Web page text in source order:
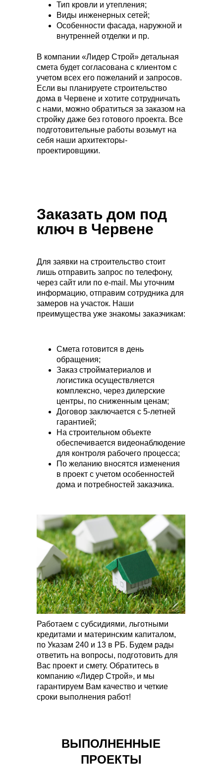
Тип кровли и утепления;
Виды инженерных сетей;
Особенности фасада, наружной и
внутренней отделки и пр.
В компании «Лидер Строй» детальная
смета будет согласована с клиентом с
учетом всех его пожеланий и запросов.
Если вы планируете строительство
дома в Червене и хотите сотрудничать
с нами, можно обратиться за заказом на
стройку даже без готового проекта. Все
подготовительные работы возьмут на
себя наши архитекторы-
проектировщики.
Заказать дом под
ключ в Червене
Для заявки на строительство стоит
лишь отправить запрос по телефону,
через сайт или по e-mail. Мы уточним
информацию, отправим сотрудника для
замеров на участок. Наши
преимущества уже знакомы заказчикам:
Смета готовится в день
обращения;
Заказ стройматериалов и
логистика осуществляется
комплексно, через дилерские
центры, по сниженным ценам;
Договор заключается с 5-летней
гарантией;
На строительном объекте
обеспечивается видеонаблюдение
для контроля рабочего процесса;
По желанию вносятся изменения
в проект с учетом особенностей
дома и потребностей заказчика.
Работаем с субсидиями, льготными
кредитами и материнским капиталом,
по Указам 240 и 13 в РБ. Будем рады
ответить на вопросы, подготовить для
Вас проект и смету. Обратитесь в
компанию «Лидер Строй», и мы
гарантируем Вам качество и четкие
сроки выполнения работ!
ВЫПОЛНЕННЫЕ
ПРОЕКТЫ